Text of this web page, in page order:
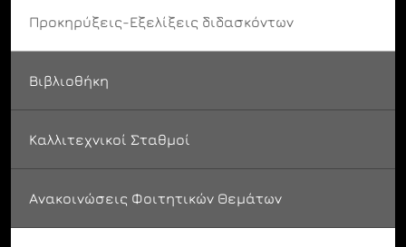
Προκηρύξεις-Εξελίξεις διδασκόντων
Βιβλιοθήκη
Καλλιτεχνικοί Σταθμοί
Ανακοινώσεις Φοιτητικών Θεμάτων